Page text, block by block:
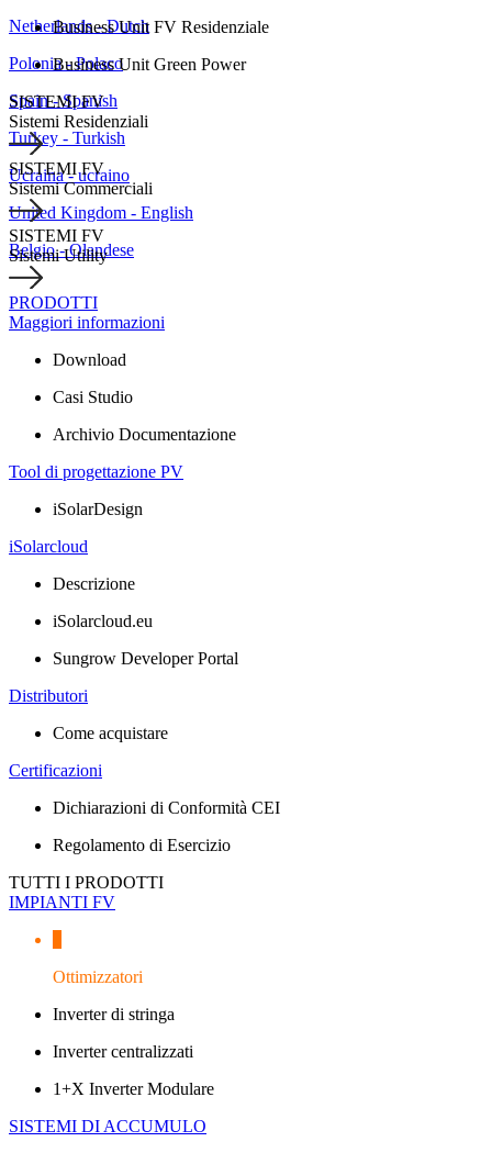
Netherlands - Dutch
Polonia - Polaco
Spain - Spanish
Turkey - Turkish
Ucraina - ucraino
United Kingdom - English
Belgio - Olandese
Business Unit FV Residenziale
Business Unit Green Power
SISTEMI FV
Sistemi Residenziali
SISTEMI FV
Sistemi Commerciali
SISTEMI FV
Sistemi Utility
PRODOTTI
Maggiori informazioni
Download
Casi Studio
Archivio Documentazione
Tool di progettazione PV
iSolarDesign
iSolarcloud
Descrizione
iSolarcloud.eu
Sungrow Developer Portal
Distributori
Come acquistare
Certificazioni
Dichiarazioni di Conformità CEI
Regolamento di Esercizio
TUTTI I PRODOTTI
IMPIANTI FV
Ottimizzatori
Inverter di stringa
Inverter centralizzati
1+X Inverter Modulare
SISTEMI DI ACCUMULO